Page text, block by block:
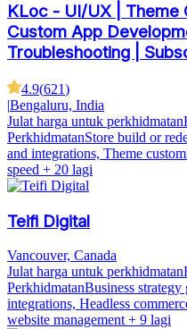
KLoc - UI/UX | Theme
Custom App
Troubleshooting |
4.9(621)
|Bengaluru, India
Julat harga untuk perkhidmatan
PerkhidmatanStore build or
and integrations, Theme
speed + 20 lagi
Teifi Digital
Vancouver, Canada
Julat harga untuk perkhidmatan
PerkhidmatanBusiness strategy
integrations, Headless
website management + 9 lagi